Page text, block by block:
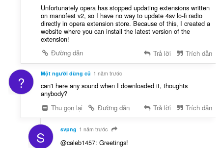
Unfortunately opera has stopped updating extensions written
on manofest v2, so I have no way to update 4sv lo-fi radio
directly in opera extension store. Because of this, I created a
website where you can install the latest version of the
extension!
Đường dẫn
Trả lời Trích dẫn
? Một người dùng cũ 1 năm trước
can't here any sound when I downloaded it, thoughts
anybody?
Thu gọn lại
Đường dẫn Trả lời Trích dẫn
S svpng 1 năm trước
@caleb1457: Greetings!